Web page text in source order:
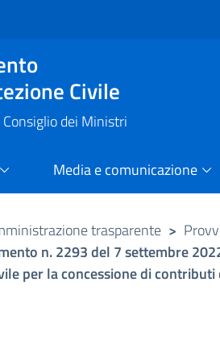
Civile
dei Ministri
Media e comunicazione
trasparente >
n. 2293 del 7 settembre
per la concessione di